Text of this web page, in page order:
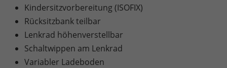
Kindersitzvorbereitung (ISOFIX)
Rücksitzbank teilbar
Lenkrad höhenverstellbar
Schaltwippen am Lenkrad
Variabler Ladeboden